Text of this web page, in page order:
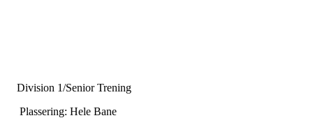
Division 1/Senior Trening
Plassering: Hele Bane